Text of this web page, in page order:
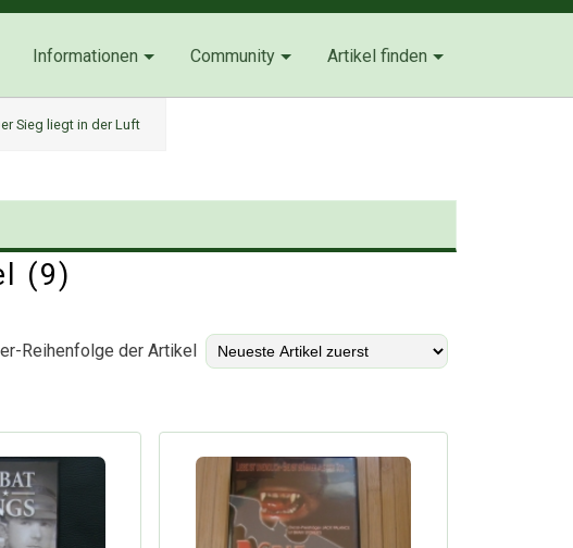
Informationen Community Artikel finden
Sieg liegt in der Luft
(9)
Reihenfolge der Artikel